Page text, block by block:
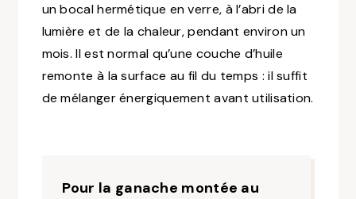
un bocal hermétique en verre, à l’abri de la
lumière et de la chaleur, pendant environ un
mois. Il est normal qu’une couche d’huile
remonte à la surface au fil du temps : il suffit
de mélanger énergiquement avant utilisation.
Pour la ganache montée au